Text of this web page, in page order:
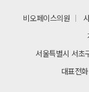
비오페이스의원
서울특별시 서초
대표전화